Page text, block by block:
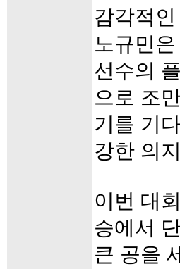
감각적
노규민
선수의
으로 조
기를 기
강한 의
이번 대
승에서
큰 공을